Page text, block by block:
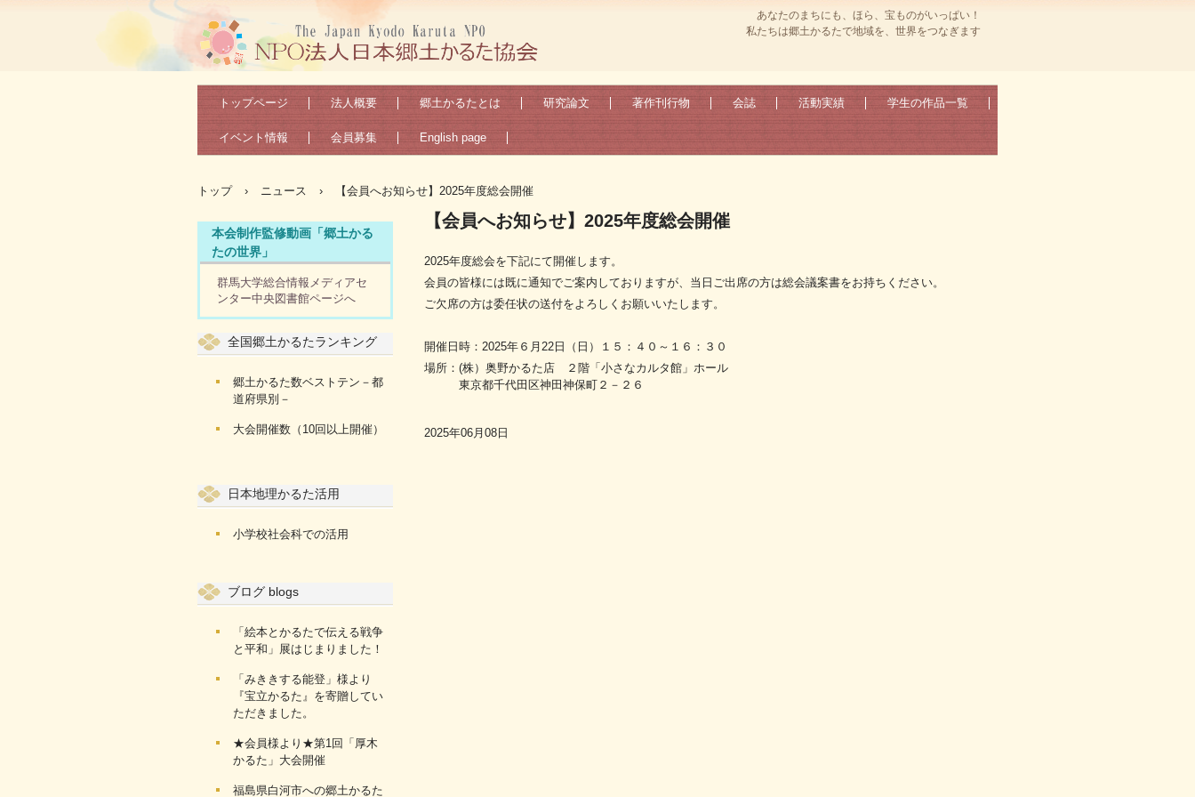
あなたのまちにも、ほら、宝ものがいっぱい！
私たちは郷土かるたで地域を、世界をつなぎます
トップページ 法人概要 郷土かるたとは 研究論文 著作刊行物 会誌 活動実績 学生の作品一覧
イベント情報 会員募集 English page
トップ › ニュース › 【会員へお知らせ】2025年度総会開催
【会員へお知らせ】2025年度総会開催
2025年度総会を下記にて開催します。
会員の皆様には既に通知でご案内しておりますが、当日ご出席の方は総会議案書をお持ちください。
ご欠席の方は委任状の送付をよろしくお願いいたします。
開催日時：2025年６月22日（日）１５：４０～１６：３０
場所：(株）奥野かるた店 ２階「小さなカルタ館」ホール
東京都千代田区神田神保町２－２６
2025年06月08日
本会制作監修動画「郷土かる
たの世界」
群馬大学総合情報メディアセ
ンター中央図書館ページへ
全国郷土かるたランキング
郷土かるた数ベストテン－都
道府県別－
大会開催数（10回以上開催）
日本地理かるた活用
小学校社会科での活用
ブログ blogs
「絵本とかるたで伝える戦争
と平和」展はじまりました！
「みききする能登」様より
『宝立かるた』を寄贈してい
ただきました。
★会員様より★第1回「厚木
かるた」大会開催
福島県白河市への郷土かるた